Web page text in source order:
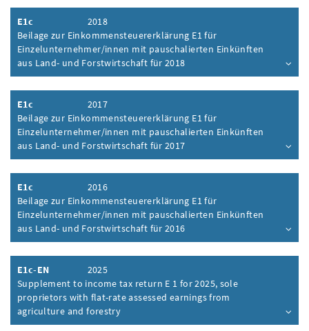
E1c
2018
Beilage zur Einkommensteuererklärung E1 für
Einzelunternehmer/innen mit pauschalierten Einkünften
aus Land- und Forstwirtschaft für 2018
Inhalt aufklappen
E1c
2017
Beilage zur Einkommensteuererklärung E1 für
Einzelunternehmer/innen mit pauschalierten Einkünften
aus Land- und Forstwirtschaft für 2017
Inhalt aufklappen
E1c
2016
Beilage zur Einkommensteuererklärung E1 für
Einzelunternehmer/innen mit pauschalierten Einkünften
aus Land- und Forstwirtschaft für 2016
Inhalt aufklappen
E1c-EN
2025
Supplement to income tax return E 1 for 2025, sole
proprietors with flat-rate assessed earnings from
agriculture and forestry
Inhalt aufklappen